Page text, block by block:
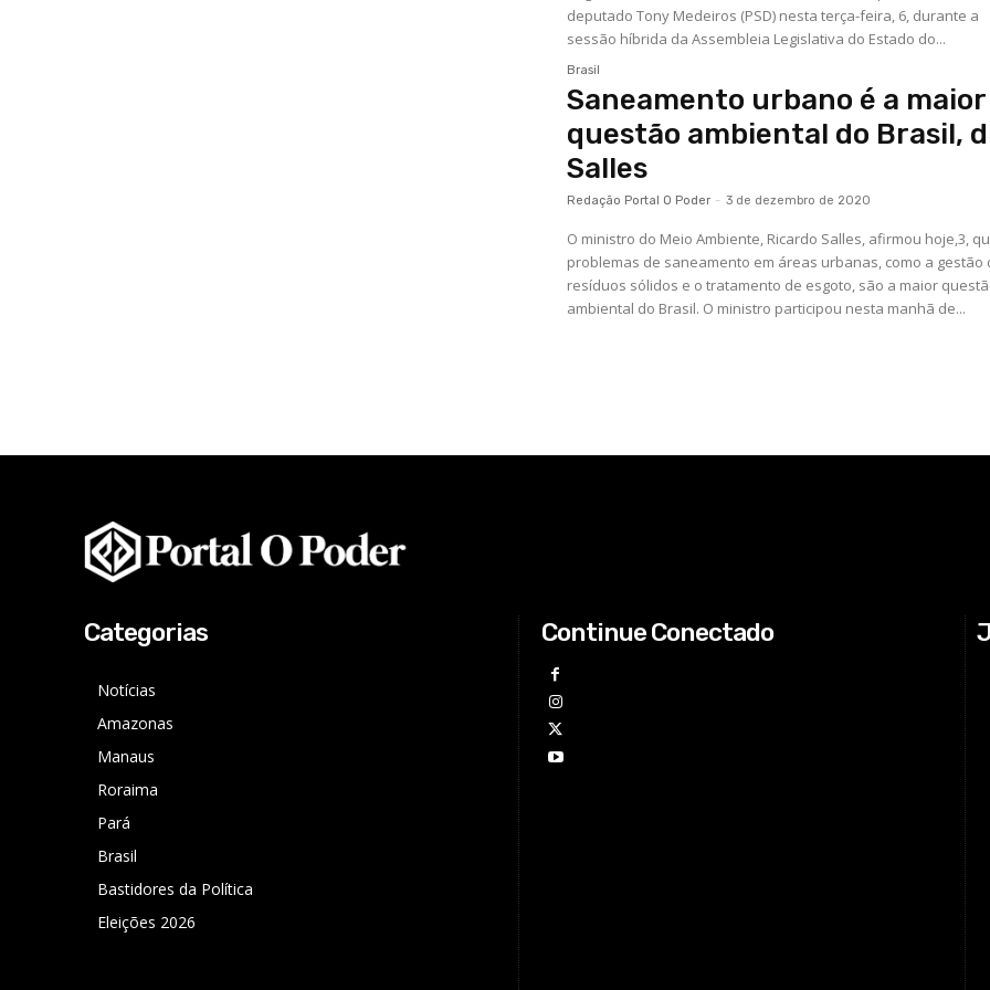
deputado Tony Medeiros (PSD) nesta terça-feira, 6, durante a
sessão híbrida da Assembleia Legislativa do Estado do...
Brasil
Saneamento urbano é a maior
questão ambiental do Brasil,
Salles
Redação Portal O Poder - 3 de dezembro de 2020
O ministro do Meio Ambiente, Ricardo Salles, afirmou hoje,3,
problemas de saneamento em áreas urbanas, como a gestão
resíduos sólidos e o tratamento de esgoto, são a maior
ambiental do Brasil. O ministro participou nesta manhã de...
Categorias
Notícias
Amazonas
Manaus
Roraima
Pará
Brasil
Bastidores da Política
Eleições 2026
Continue Conectado